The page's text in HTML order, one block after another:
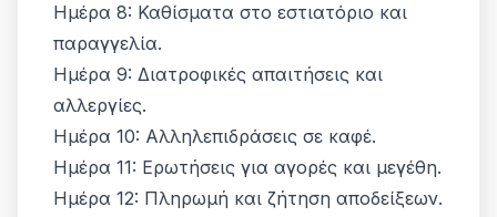
Ημέρα 8: Καθίσματα στο εστιατόριο και
παραγγελία.
Ημέρα 9: Διατροφικές απαιτήσεις και
αλλεργίες.
Ημέρα 10: Αλληλεπιδράσεις σε καφέ.
Ημέρα 11: Ερωτήσεις για αγορές και μεγέθη.
Ημέρα 12: Πληρωμή και ζήτηση αποδείξεων.